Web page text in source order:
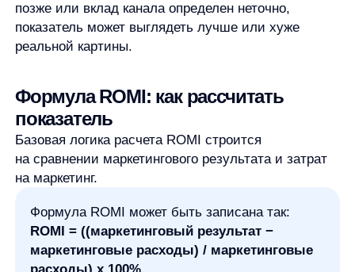
результат, который бизнес связывает
с маркетингом в выбранном периоде;
маркетинговые расходы
бизнес включает в расчет;